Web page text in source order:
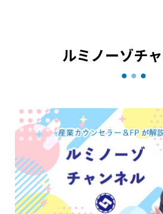
ルミノーゾチ